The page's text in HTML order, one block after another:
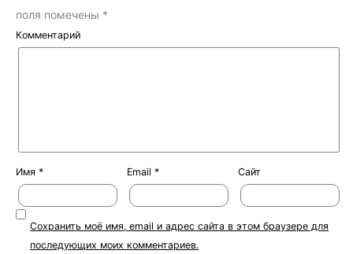
поля помечены *
Комментарий
Имя * Email * Сайт
Сохранить моё имя, email и адрес сайта в этом браузере для
последующих моих комментариев.